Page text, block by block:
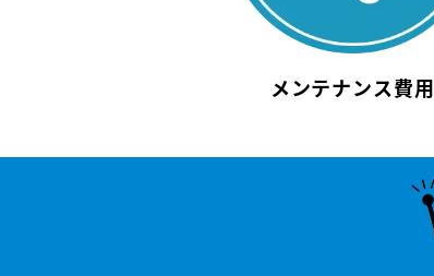
メンテナンス費用